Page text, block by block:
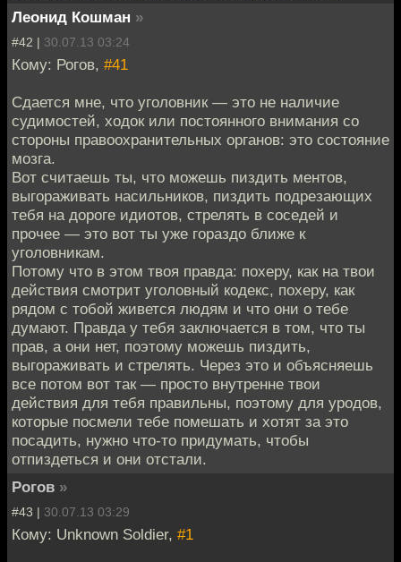
Леонид Кошман »
#42 | 30.07.13 03:24
Кому: Рогов, #41
Сдается мне, что уголовник — это не наличие
судимостей, ходок или постоянного внимания со
стороны правоохранительных органов: это состояние
мозга.
Вот считаешь ты, что можешь пиздить ментов,
выгораживать насильников, пиздить подрезающих
тебя на дороге идиотов, стрелять в соседей и
прочее — это вот ты уже гораздо ближе к
уголовникам.
Потому что в этом твоя правда: похеру, как на твои
действия смотрит уголовный кодекс, похеру, как
рядом с тобой живется людям и что они о тебе
думают. Правда у тебя заключается в том, что ты
прав, а они нет, поэтому можешь пиздить,
выгораживать и стрелять. Через это и объясняешь
все потом вот так — просто внутренне твои
действия для тебя правильны, поэтому для уродов,
которые посмели тебе помешать и хотят за это
посадить, нужно что-то придумать, чтобы
отпиздеться и они отстали.
Рогов »
#43 | 30.07.13 03:29
Кому: Unknown Soldier, #1